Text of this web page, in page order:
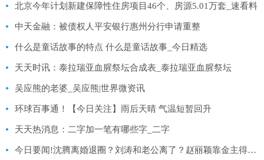
北京今年计划新建保障性住房项目46个、房源5.01万套_速看料
中天金融：被债权人平安银行惠州分行申请重整
什么是童话故事的特点 什么是童话故事_今日精选
天天时讯：泰拉瑞亚血腥祭坛合成表_泰拉瑞亚血腥祭坛
吴应熊的老婆_吴应熊|世界微资讯
环球百事通！【今日关注】雨后天晴 气温短暂回升
天天热消息：二字加一笔有哪些字_二字
今日要闻!沈腾离婚退圈？刘涛和老公离了？赵丽颖靠金主得奖？刘诗诗背刺杨幂？杨紫do脸了？某小花被渣男骗了？小扒问答回复